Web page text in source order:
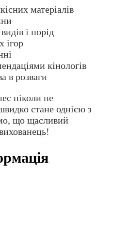
матеріалів
і порід
ігор
кінологів
в розваги
ніколи не
стане однією з
що щасливий